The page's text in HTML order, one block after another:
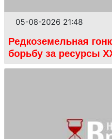
05-08-2026 21:48
Редкоземельная
борьбу за ресурсы